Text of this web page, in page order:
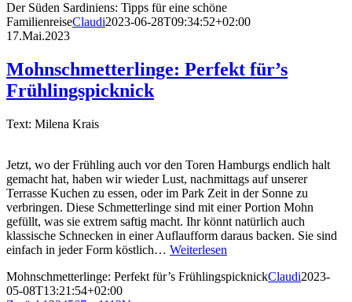
Der Süden Sardiniens: Tipps für eine schöne
FamilienreiseClaudi2023-06-28T09:34:52+02:00
17.Mai.2023
Mohnschmetterlinge: Perfekt für’s
Frühlingspicknick
Text: Milena Krais
Jetzt, wo der Frühling auch vor den Toren Hamburgs endlich halt
gemacht hat, haben wir wieder Lust, nachmittags auf unserer
Terrasse Kuchen zu essen, oder im Park Zeit in der Sonne zu
verbringen. Diese Schmetterlinge sind mit einer Portion Mohn
gefüllt, was sie extrem saftig macht. Ihr könnt natürlich auch
klassische Schnecken in einer Auflaufform daraus backen. Sie sind
einfach in jeder Form köstlich… Weiterlesen
Mohnschmetterlinge: Perfekt für’s FrühlingspicknickClaudi2023-
05-08T13:21:54+02:00